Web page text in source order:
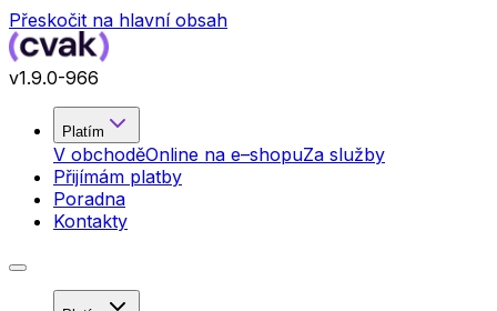
Přeskočit na hlavní obsah
v1.9.0-966
Platím
V obchoděOnline na e–shopuZa služby
Přijímám platby
Poradna
Kontakty